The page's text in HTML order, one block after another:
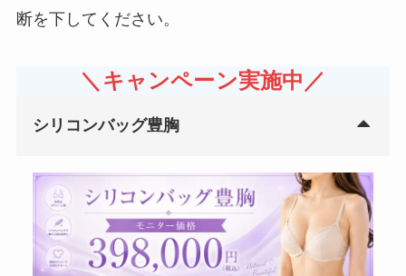
断を下してください。
＼キャンペーン実施中／
シリコンバッグ豊胸